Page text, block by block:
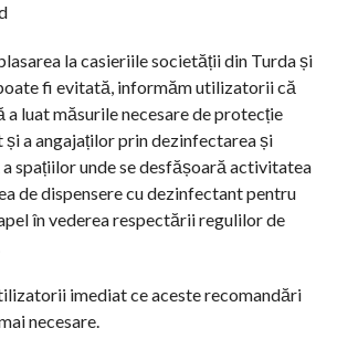
la casieriile societății din Turda și
fi evitată, informăm utilizatorii că
luat măsurile necesare de protecție
a angajaților prin dezinfectarea și
spațiilor unde se desfășoară activitatea
de dispensere cu dezinfectant pentru
în vederea respectării regulilor de
imediat ce aceste recomandări
necesare.